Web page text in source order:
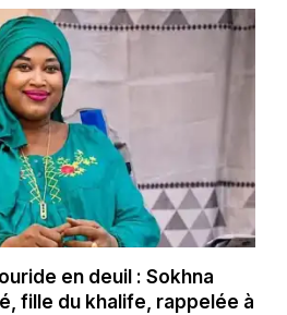
en deuil : Sokhna
fille du khalife, rappelée à